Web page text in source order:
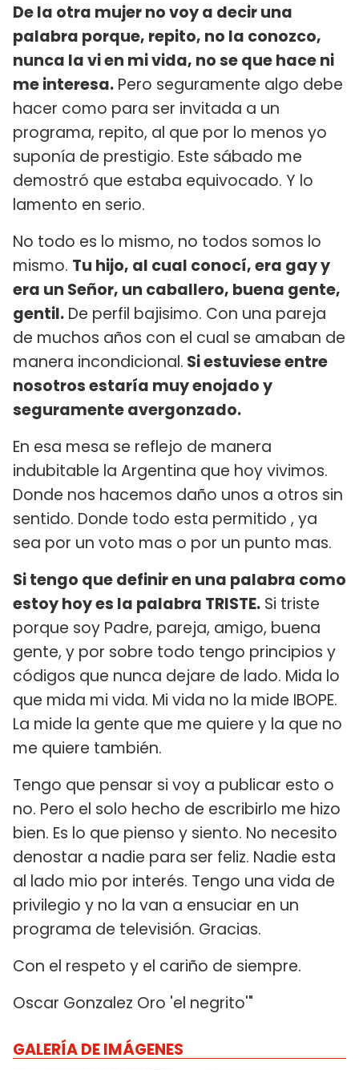
De la otra mujer no voy a decir una
palabra porque, repito, no la conozco,
nunca la vi en mi vida, no se que hace ni
me interesa. Pero seguramente algo debe
hacer como para ser invitada a un
programa, repito, al que por lo menos yo
suponía de prestigio. Este sábado me
demostró que estaba equivocado. Y lo
lamento en serio.
No todo es lo mismo, no todos somos lo
mismo. Tu hijo, al cual conocí, era gay y
era un Señor, un caballero, buena gente,
gentil. De perfil bajisimo. Con una pareja
de muchos años con el cual se amaban de
manera incondicional. Si estuviese entre
nosotros estaría muy enojado y
seguramente avergonzado.
En esa mesa se reflejo de manera
indubitable la Argentina que hoy vivimos.
Donde nos hacemos daño unos a otros sin
sentido. Donde todo esta permitido , ya
sea por un voto mas o por un punto mas.
Si tengo que definir en una palabra como
estoy hoy es la palabra TRISTE. Si triste
porque soy Padre, pareja, amigo, buena
gente, y por sobre todo tengo principios y
códigos que nunca dejare de lado. Mida lo
que mida mi vida. Mi vida no la mide IBOPE.
La mide la gente que me quiere y la que no
me quiere también.
Tengo que pensar si voy a publicar esto o
no. Pero el solo hecho de escribirlo me hizo
bien. Es lo que pienso y siento. No necesito
denostar a nadie para ser feliz. Nadie esta
al lado mio por interés. Tengo una vida de
privilegio y no la van a ensuciar en un
programa de televisión. Gracias.
Con el respeto y el cariño de siempre.
Oscar Gonzalez Oro 'el negrito'"
GALERÍA DE IMÁGENES